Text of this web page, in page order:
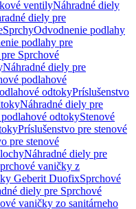
ventilyNáhradné diely
diely pre
SprchyOdvodnenie podlahy
podlahy pre
Sprchové
Náhradné diely pre
podlahové
odtokyPríslušenstvo
Náhradné diely pre
odtokyStenové
Príslušenstvo pre stenové
pre stenové
Náhradné diely pre
vaničky z
Geberit DuofixSprchové
diely pre Sprchové
vaničky zo sanitárneho